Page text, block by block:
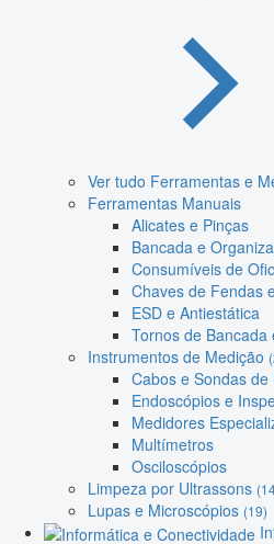
Ver tudo Ferramentas e
Ferramentas Manuais
Alicates e Pinças
Bancada e
Consumíveis de
Chaves de Fendas
ESD e Antiestática
Tornos de Bancada
Instrumentos de Medição
Cabos e Sondas de
Endoscópios e
Medidores
Multímetros
Osciloscópios
Limpeza por Ultrassons
Lupas e Microscópios (19)